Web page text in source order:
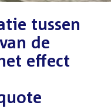
tussen
de
effect